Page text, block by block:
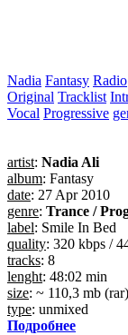
Nadia Fantasy Radio
Original Tracklist
Vocal Progressive
artist: Nadia Ali
album: Fantasy
date: 27 Apr 2010
genre: Trance /
label: Smile In Bed
quality: 320 kbps /
tracks: 8
lenght: 48:02 min
size: ~ 110,3 mb (rar)
type: unmixed
Подробнее